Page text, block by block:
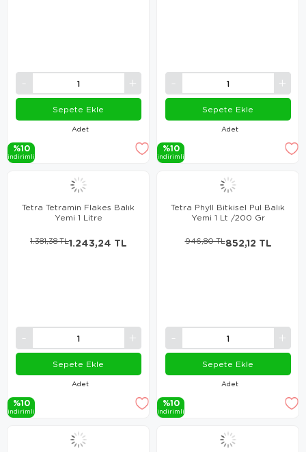
Adet
Sepete Ekle
%10
i̇ndi̇ri̇mli̇
Adet
Sepete Ekle
%10
i̇ndi̇ri̇mli̇
Tetra Tetramin Flakes Balık
Yemi 1 Litre
Adet
1.243,24 TL
1.381,38 TL
Sepete Ekle
%10
i̇ndi̇ri̇mli̇
Tetra Phyll Bitkisel Pul Balık
Yemi 1 Lt /200 Gr
Adet
852,12 TL
946,80 TL
Sepete Ekle
%10
i̇ndi̇ri̇mli̇